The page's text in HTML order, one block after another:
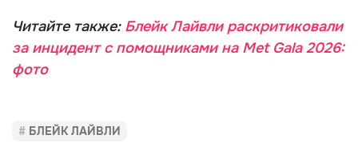
Читайте также: Блейк Лайвли раскритиковали
за инцидент с помощниками на Met Gala 2026:
фото
БЛЕЙК ЛАЙВЛИ